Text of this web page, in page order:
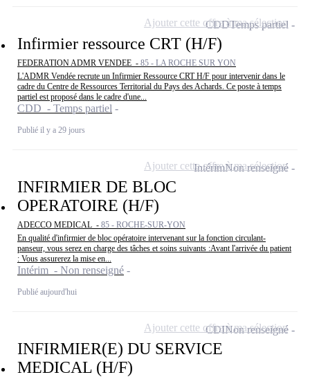
Infirmier ressource CRT (H/F)
FEDERATION ADMR VENDEE - 85 - LA ROCHE SUR YON
L'ADMR Vendée recrute un Infirmier Ressource CRT H/F pour intervenir dans le
cadre du Centre de Ressources Territorial du Pays des Achards. Ce poste à temps
partiel est proposé dans le cadre d'une...
CDD - Temps partiel
Publié il y a 29 jours
CDDTemps partiel
Ajouter cette offre à ma sélection
INFIRMIER DE BLOC
OPERATOIRE (H/F)
ADECCO MEDICAL - 85 - ROCHE-SUR-YON
En qualité d'infirmier de bloc opératoire intervenant sur la fonction circulant-
panseur, vous serez en charge des tâches et soins suivants :Avant l'arrivée du patient
: Vous assurerez la mise en...
Intérim - Non renseigné
Publié aujourd'hui
IntérimNon renseigné
Ajouter cette offre à ma sélection
INFIRMIER(E) DU SERVICE
MEDICAL (H/F)
CDINon renseigné
Ajouter cette offre à ma sélection